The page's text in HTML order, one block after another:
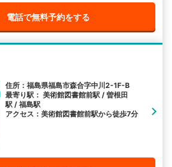
電話で無料予約をする
住所：福島県福島市森合字中川2-1F-B
最寄り駅： 美術館図書館前駅 / 曽根田
駅 / 福島駅
アクセス：美術館図書館前駅から徒歩7分